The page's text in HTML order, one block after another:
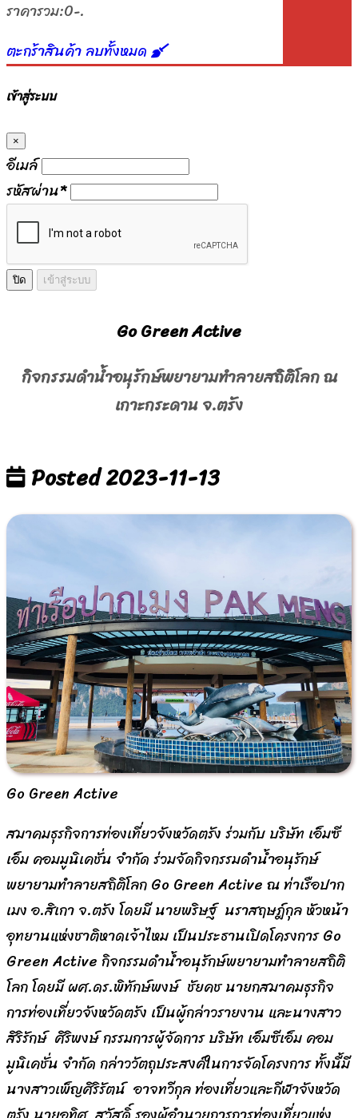
ราคารวม:0-.
ตะกร้าสินค้าลบทั้งหมด
เข้าสู่ระบบ
×
อีเมล์
รหัสผ่าน*
ปิด เข้าสู่ระบบ
Go Green Active
กิจกรรมดำน้ำอนุรักษ์พยายามทำลายสถิติโลก ณ
เกาะกระดาน จ.ตรัง
Posted 2023-11-13
Go Green Active
สมาคมธุรกิจการท่องเที่ยวจังหวัดตรัง ร่วมกับ บริษัท เอ็มซี
เอ็ม คอมมูนิเคชั่น จำกัด ร่วมจัดกิจกรรมดำน้ำอนุรักษ์
พยายามทำลายสถิติโลก Go Green Active ณ ท่าเรือปาก
เมง อ.สิเกา จ.ตรัง โดยมี นายพริษฐ์ นราสฤษฎ์กุล หัวหน้า
อุทยานแห่งชาติหาดเจ้าไหม เป็นประธานเปิดโครงการ Go
Green Active กิจกรรมดำน้ำอนุรักษ์พยายามทำลายสถิติ
โลก โดยมี ผศ.ดร.พิทักษ์พงษ์ ชัยคช นายกสมาคมธุรกิจ
การท่องเที่ยวจังหวัดตรัง เป็นผู้กล่าวรายงาน และนางสาว
สิริรักษ์ ศิริพงษ์ กรรมการผู้จัดการ บริษัท เอ็มซีเอ็ม คอม
มูนิเคชั่น จำกัด กล่าววัตถุประสงค์ในการจัดโครงการ ทั้งนี้มี
นางสาวเพ็ญศิริรัตน์ อาจทวีกุล ท่องเที่ยวและกีฬาจังหวัด